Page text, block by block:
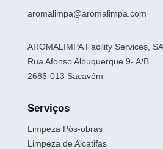
aromalimpa@aromalimpa.com
AROMALIMPA Facility Services, SA
Rua Afonso Albuquerque 9- A/B
2685-013 Sacavém
Serviços
Limpeza Pós-obras
Limpeza de Alcatifas